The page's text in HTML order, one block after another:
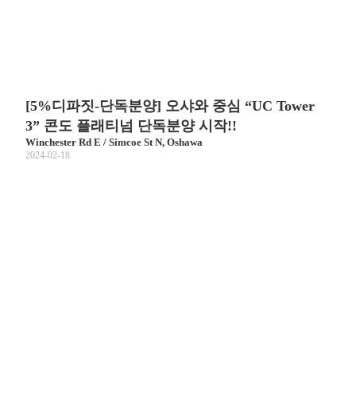
[5%디파짓-단독분양] 오샤와 중심 “UC Tower
3” 콘도 플래티넘 단독분양 시작!!
Winchester Rd E / Simcoe St N, Oshawa
2024-02-18